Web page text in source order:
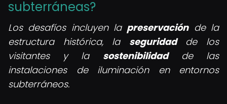
subterráneas?
Los desafíos incluyen la preservaciónde la
estructura histórica, la seguridadde los
visitantes y la sostenibilidadde las
instalaciones de iluminación en entornos
subterráneos.